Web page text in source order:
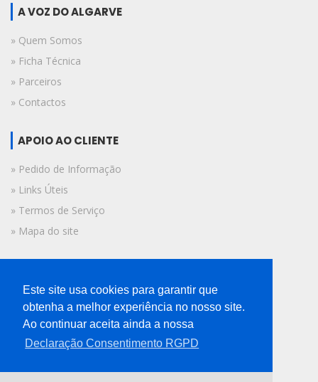
A VOZ DO ALGARVE
» Quem Somos
» Ficha Técnica
» Parceiros
» Contactos
APOIO AO CLIENTE
» Pedido de Informação
» Links Úteis
» Termos de Serviço
» Mapa do site
© 2019 A Voz do Algarve.
Todos os direitos reservados.
Este site usa cookies para garantir que
obtenha a melhor experiência no nosso site.
Ao continuar aceita ainda a nossa
Declaração Consentimento RGPD